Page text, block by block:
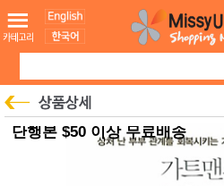
도 어린이
청소년
컬러링
만화
한국학
습지
MissyShop
Login
단행본 $50 이상 무료배송